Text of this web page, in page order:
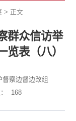
> 正文
群众信访举
表（八）
察边督边改组
168